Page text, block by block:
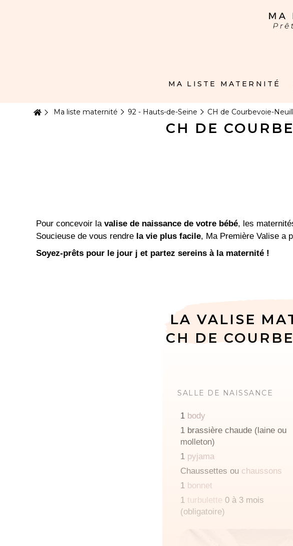
MA LISTE MATERNITÉ
Ma liste maternité 92 - Hauts-de-Seine CH de Courbevoie-
CH DE
Pour concevoir lavalise de naissance de votre bébé, les
Soucieuse de vous rendre la vie plus facile, Ma Première Valise a
Soyez-prêts pour le jour j et partez sereins à la maternité !
LA VALISE
CH DE
SALLE DE NAISSANCE
1 body
1 brassière chaude (laine ou
molleton)
1 pyjama
Chaussettes ou chaussons
1 bonnet
1 turbulette 0 à 3 mois
(obligatoire)